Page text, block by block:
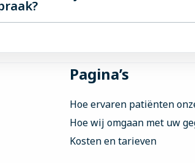
een nieuwe afspraak niet nodig?
met je huisarts voor een nieuwe
Pagina’s
Hoe ervaren patiënten
Hoe wij omgaan met uw
Kosten en tarieven